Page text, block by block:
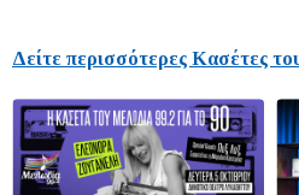
Δείτε περισσότερες Κασέτες